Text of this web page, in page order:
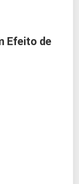
Efeito de